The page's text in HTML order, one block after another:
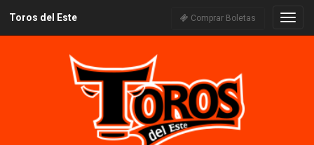
Toros del Este Comprar Boletas